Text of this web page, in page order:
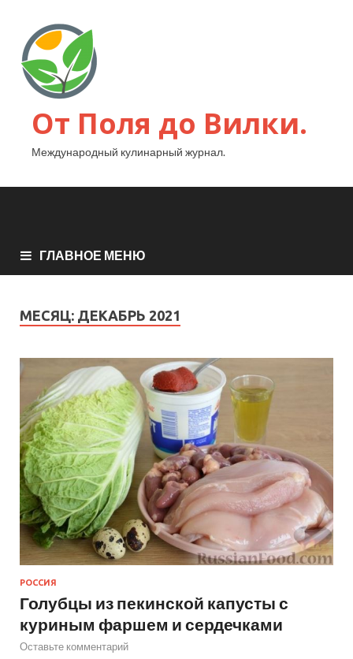
От Поля до Вилки.
Международный кулинарный журнал.
ГЛАВНОЕ МЕНЮ
МЕСЯЦ: ДЕКАБРЬ 2021
РОССИЯ
Голубцы из пекинской капусты с
куриным фаршем и сердечками
Оставьте комментарий